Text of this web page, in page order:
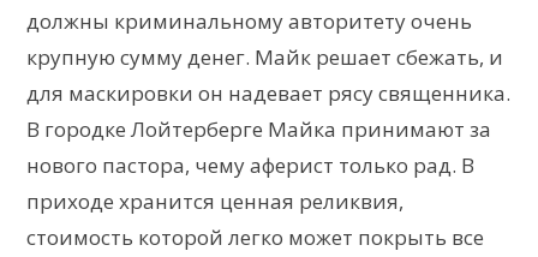
должны криминальному авторитету очень
крупную сумму денег. Майк решает сбежать, и
для маскировки он надевает рясу священника.
В городке Лойтерберге Майка принимают за
нового пастора, чему аферист только рад. В
приходе хранится ценная реликвия,
стоимость которой легко может покрыть все